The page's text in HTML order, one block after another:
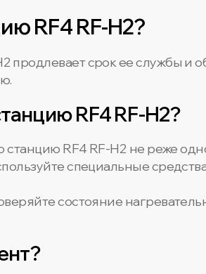
RF4 RF-H2?
продлевает срок ее службы и
RF4 RF-H2?
станцию RF4 RF-H2 не реже
специальные
состояние